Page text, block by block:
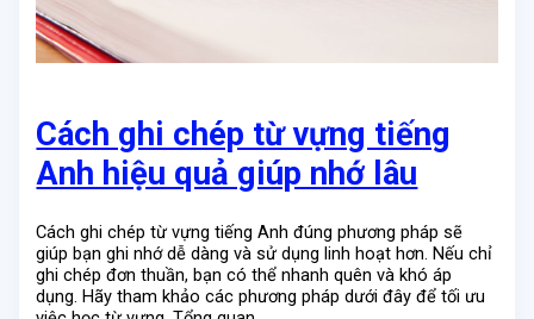
Cách ghi chép từ vựng tiếng
Anh hiệu quả giúp nhớ lâu
Cách ghi chép từ vựng tiếng Anh đúng phương pháp sẽ
giúp bạn ghi nhớ dễ dàng và sử dụng linh hoạt hơn. Nếu chỉ
ghi chép đơn thuần, bạn có thể nhanh quên và khó áp
dụng. Hãy tham khảo các phương pháp dưới đây để tối ưu